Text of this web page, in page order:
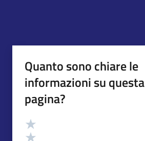
Quanto sono chiare le
informazioni su questa
pagina?
Valutazione